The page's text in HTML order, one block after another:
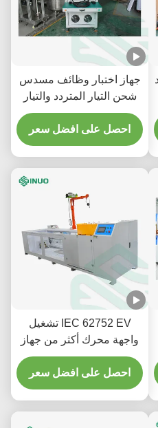
جهاز اختبار وظائف مسدس
شحن التيار المتردد والتيار
المستمر EV SNEQ08 | إيك
62196-1
احصل على افضل سعر
IEC 62752 EV تشغيل
واجهة محرك أكثر من جهاز
الاختبار لمكونات المركبة
احصل على افضل سعر